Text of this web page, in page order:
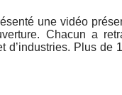
une vidéo
Chacun a
d’industries. Plus de